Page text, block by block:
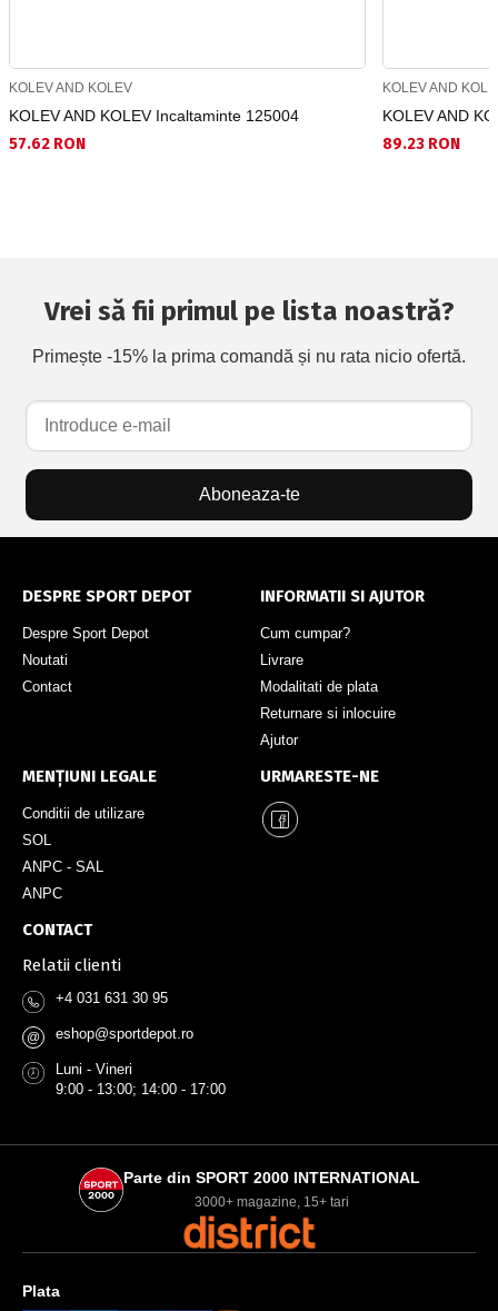
KOLEV AND KOLEV
KOLEV AND KOLEV Incaltaminte 125004
57.62 RON
KOLEV AND
KOLEV AND
89.23 RON
Vrei să fii primul pe lista noastră?
Primește -15% la prima comandă și nu rata nicio ofertă.
Aboneaza-te
DESPRE SPORT DEPOT
Despre Sport Depot
Noutati
Contact
INFORMATII SI AJUTOR
Cum cumpar?
Livrare
Modalitati de plata
Returnare si inlocuire
Ajutor
MENȚIUNI LEGALE
Conditii de utilizare
SOL
ANPC - SAL
ANPC
URMARESTE-NE
CONTACT
Relatii clienti
+4 031 631 30 95
@ eshop@sportdepot.ro
Luni - Vineri
9:00 - 13:00; 14:00 - 17:00
Parte din SPORT 2000 INTERNATIONAL
3000+ magazine, 15+ tari
Plata